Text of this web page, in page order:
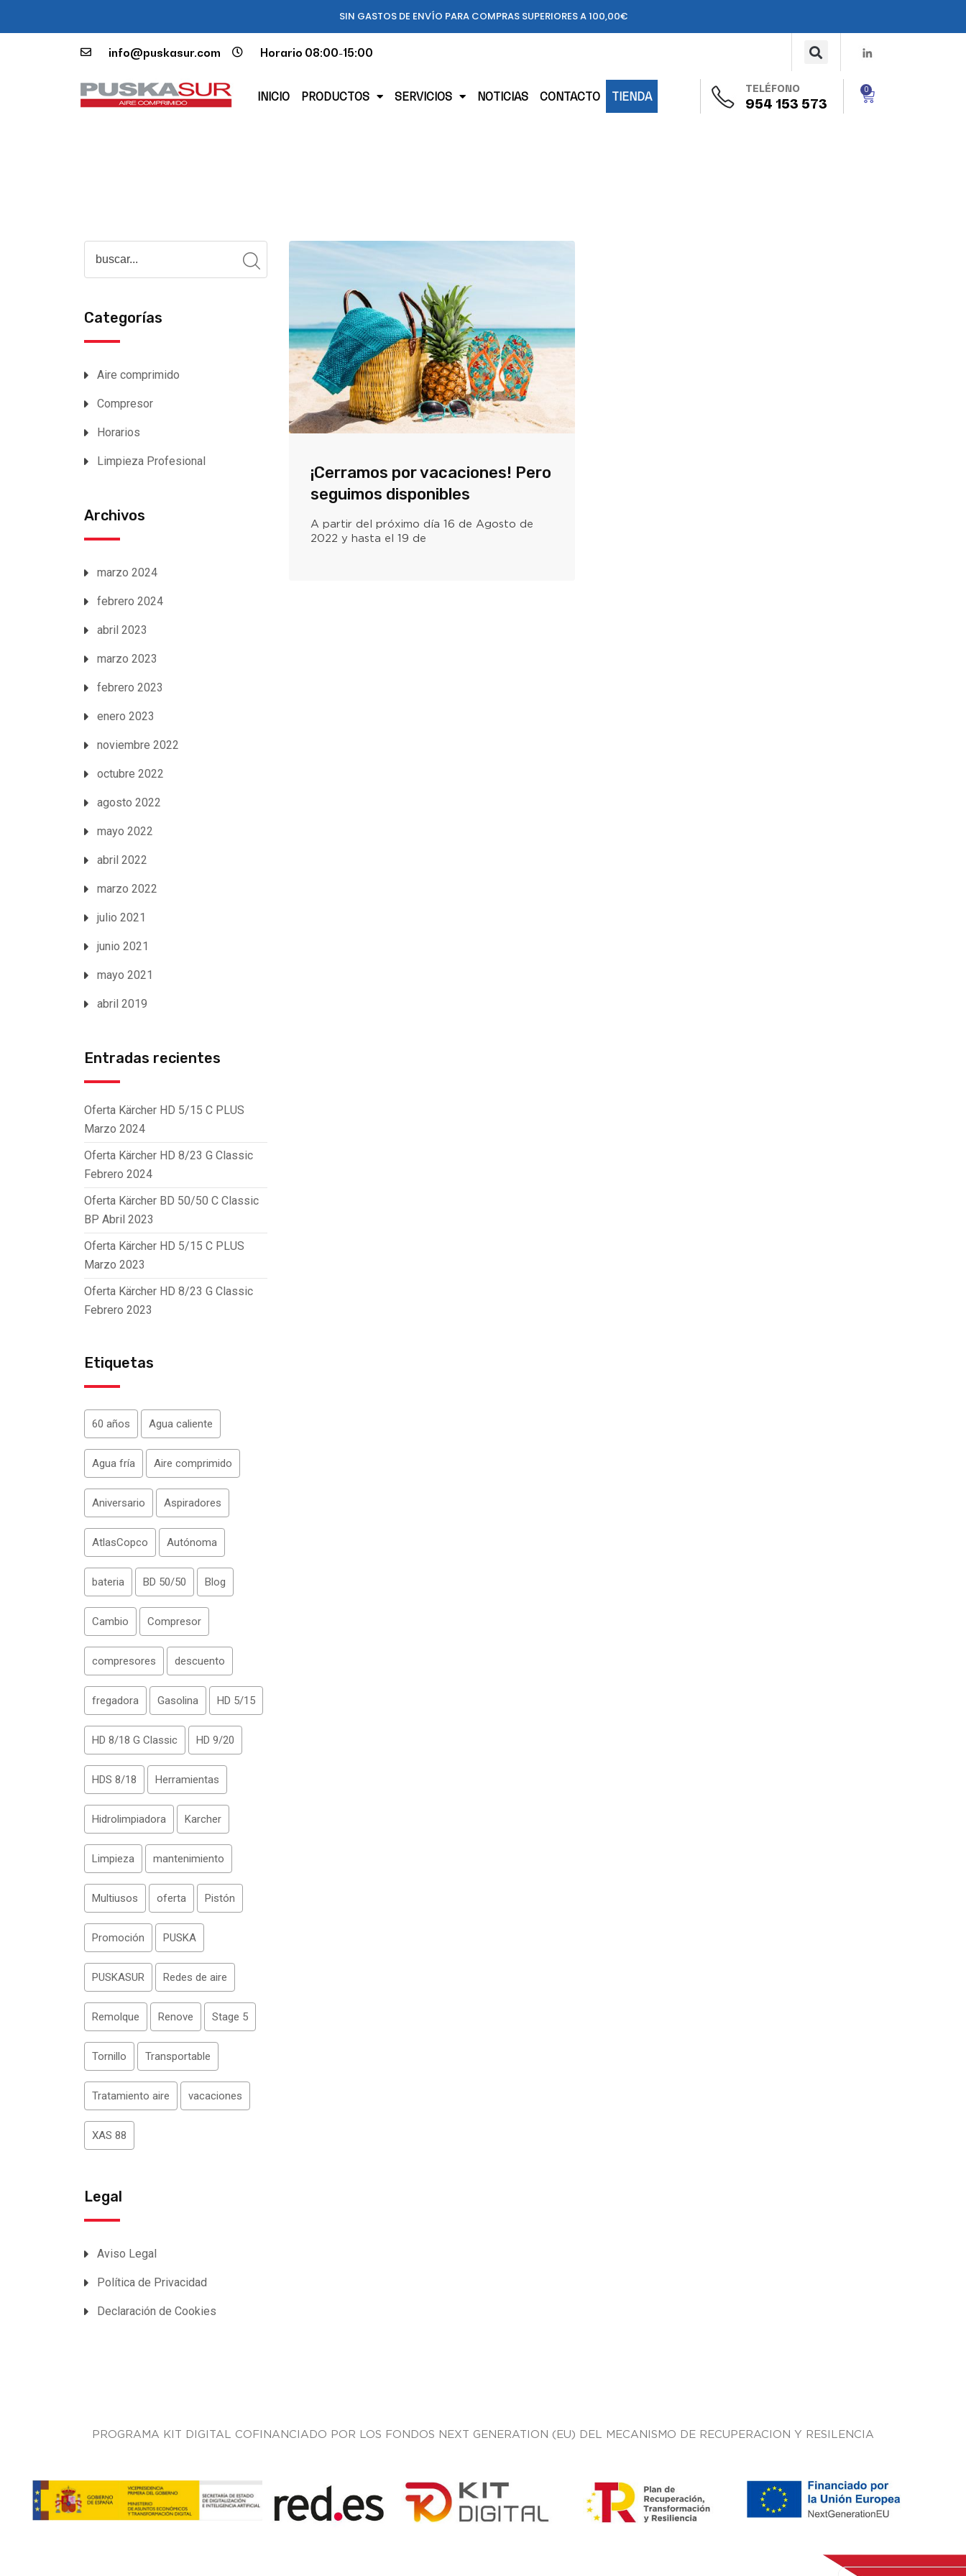
SIN GASTOS DE ENVÍO PARA COMPRAS SUPERIORES A 100,00€
info@puskasur.com Horario 08:00-15:00
INICIO PRODUCTOS SERVICIOS NOTICIAS CONTACTO TIENDA
TELÉFONO
954 153 573
0
Categorías
Aire comprimido
Compresor
Horarios
Limpieza Profesional
Archivos
marzo 2024
febrero 2024
abril 2023
marzo 2023
febrero 2023
enero 2023
noviembre 2022
octubre 2022
agosto 2022
mayo 2022
abril 2022
marzo 2022
julio 2021
junio 2021
mayo 2021
abril 2019
Entradas recientes
Oferta Kärcher HD 5/15 C PLUS
Marzo 2024
Oferta Kärcher HD 8/23 G Classic
Febrero 2024
Oferta Kärcher BD 50/50 C Classic
BP Abril 2023
Oferta Kärcher HD 5/15 C PLUS
Marzo 2023
Oferta Kärcher HD 8/23 G Classic
Febrero 2023
Etiquetas
60 años Agua caliente
Agua fría Aire comprimido
Aniversario Aspiradores
AtlasCopco Autónoma
bateria BD 50/50 Blog
Cambio Compresor
compresores descuento
fregadora Gasolina HD 5/15
HD 8/18 G Classic HD 9/20
HDS 8/18 Herramientas
Hidrolimpiadora Karcher
Limpieza mantenimiento
Multiusos oferta Pistón
Promoción PUSKA
PUSKASUR Redes de aire
Remolque Renove Stage 5
Tornillo Transportable
Tratamiento aire vacaciones
XAS 88
Legal
Aviso Legal
Política de Privacidad
Declaración de Cookies
¡Cerramos por vacaciones! Pero
seguimos disponibles
A partir del próximo día 16 de Agosto de
2022 y hasta el 19 de
PROGRAMA KIT DIGITAL COFINANCIADO POR LOS FONDOS NEXT GENERATION (EU) DEL MECANISMO DE RECUPERACION Y RESILENCIA